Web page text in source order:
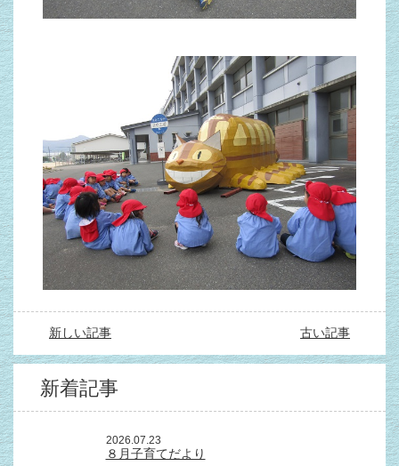
新しい記事 古い記事
新着記事
2026.07.23
８月子育てだより